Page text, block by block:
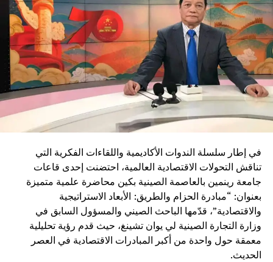
في إطار سلسلة الندوات الأكاديمية واللقاءات الفكرية التي
تناقش التحولات الاقتصادية العالمية، احتضنت إحدى قاعات
جامعة رينمين بالعاصمة الصينية بكين محاضرة علمية متميزة
بعنوان: “مبادرة الحزام والطريق: الأبعاد الاستراتيجية
والاقتصادية”، قدّمها الباحث الصيني والمسؤول السابق في
وزارة التجارة الصينية لي يوان تشينغ، حيث قدم رؤية تحليلية
معمقة حول واحدة من أكبر المبادرات الاقتصادية في العصر
الحديث.